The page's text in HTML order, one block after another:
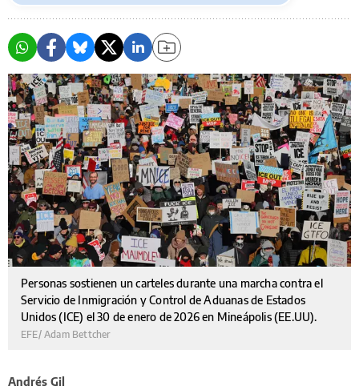
Personas sostienen un carteles durante una marcha contra el
Servicio de Inmigración y Control de Aduanas de Estados
Unidos (ICE) el 30 de enero de 2026 en Mineápolis (EE.UU).
EFE/ Adam Bettcher
Andrés Gil